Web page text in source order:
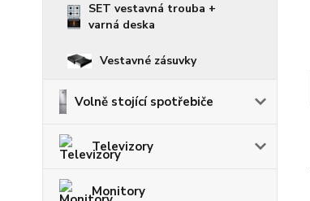
SET vestavná trouba +
varná deska
Vestavné zásuvky
Volně stojící spotřebiče
Televizory
Monitory